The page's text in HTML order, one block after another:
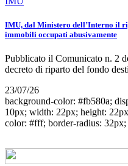
IMU, dal Ministero dell’Interno il
immobili occupati abusivamente
Pubblicato il Comunicato n. 2
decreto di riparto del fondo
23/07/26
background-color: #fb580a;
10px; width: 22px; height:
color: #fff; border-radius: 32px;